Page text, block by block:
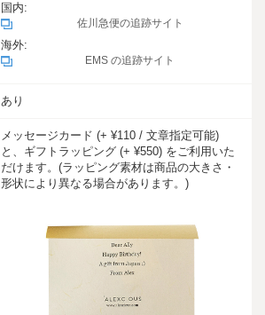
国内:
佐川急便の追跡サイト
海外:
EMS の追跡サイト
あり
メッセージカード (+ ¥110 / 文章指定可能)
と、ギフトラッピング (+ ¥550) をご利用いた
だけます。(ラッピング素材は商品の大きさ・
形状により異なる場合があります。)